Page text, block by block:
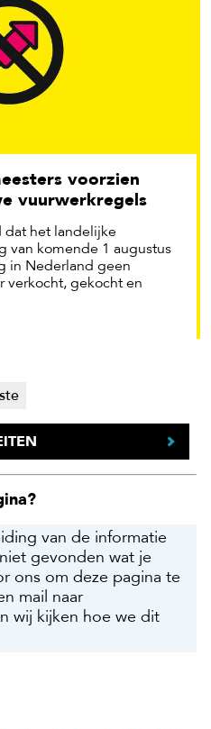
vuurwerkregels
dat het landelijke
van komende 1 augustus
in Nederland geen
verkocht, gekocht en
van de informatie
gevonden wat je
ons om deze pagina te
mail naar
wij kijken hoe we dit